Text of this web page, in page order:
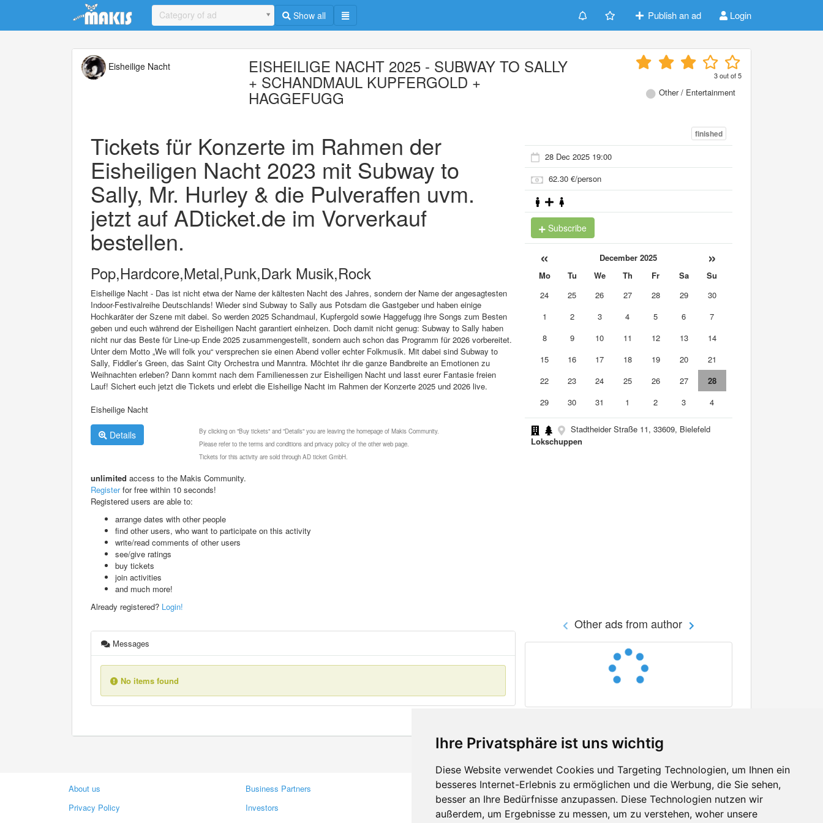
Ihre Privatsphäre ist uns wichtig
Diese Website verwendet Cookies und Targeting Technologien, um Ihnen ein
besseres Internet-Erlebnis zu ermöglichen und die Werbung, die Sie sehen,
besser an Ihre Bedürfnisse anzupassen. Diese Technologien nutzen wir
außerdem, um Ergebnisse zu messen, um zu verstehen, woher unsere
Update cookies preferences
Category of ad Show all Publish an ad Login
Eisheilige Nacht EISHEILIGE NACHT 2025 - SUBWAY TO SALLY
+ SCHANDMAUL KUPFERGOLD +
HAGGEFUGG
3out of5
Other / Entertainment
Tickets für Konzerte im Rahmen der
Eisheiligen Nacht 2023 mit Subway to
Sally, Mr. Hurley & die Pulveraffen uvm.
jetzt auf ADticket.de im Vorverkauf
bestellen.
Pop,Hardcore,Metal,Punk,Dark Musik,Rock
Eisheilige Nacht - Das ist nicht etwa der Name der kältesten Nacht des Jahres, sondern der Name der angesagtesten
Indoor-Festivalreihe Deutschlands! Wieder sind Subway to Sally aus Potsdam die Gastgeber und haben einige
Hochkaräter der Szene mit dabei. So werden 2025 Schandmaul, Kupfergold sowie Haggefugg ihre Songs zum Besten
geben und euch während der Eisheiligen Nacht garantiert einheizen. Doch damit nicht genug: Subway to Sally haben
nicht nur das Beste für Line-up Ende 2025 zusammengestellt, sondern auch schon das Programm für 2026 vorbereitet.
Unter dem Motto „We will folk you“ versprechen sie einen Abend voller echter Folkmusik. Mit dabei sind Subway to
Sally, Fiddler’s Green, das Saint City Orchestra und Manntra. Möchtet ihr die ganze Bandbreite an Emotionen zu
Weihnachten erleben? Dann kommt nach dem Familienessen zur Eisheiligen Nacht und lasst eurer Fantasie freien
Lauf! Sichert euch jetzt die Tickets und erlebt die Eisheilige Nacht im Rahmen der Konzerte 2025 und 2026 live.
Eisheilige Nacht
Details
By clicking on "Buy tickets" and "Details" you are leaving the homepage of Makis Community.
Please refer to the terms and conditions and privacy policy of the other web page.
Tickets for this activity are sold through AD ticket GmbH.
unlimited access to the Makis Community.
Registerfor free within 10 seconds!
Registered users are able to:
arrange dates with other people
find other users, who want to participate on this activity
write/read comments of other users
see/give ratings
buy tickets
join activities
and much more!
Already registered? Login!
Messages
No items found
finished
28 Dec 2025 19:00
62.30 €/person
Subscribe
« December 2025 »
Mo Tu We Th Fr Sa
Su
24
25 26 27 28 29
30
1
2 3 4 5 6
7
8
9 10 11 12 13
14
15
16 17 18 19 20
21
22
23 24 25 26 27
28
29
30 31 1 2 3 4
Stadtheider Straße 11, 33609, Bielefeld
Lokschuppen
Other ads from author
About us
Privacy Policy
Business Partners
Investors
Contacts
Feedback
Facebook
Twitter